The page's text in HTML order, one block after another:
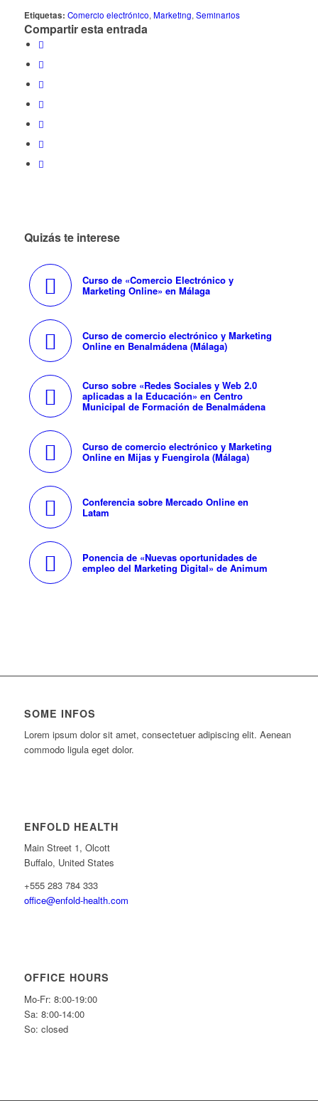
Etiquetas: Comercio electrónico,Marketing,Seminarios
Compartir esta entrada
Quizás te interese
Curso de «Comercio Electrónico y
Marketing Online» en Málaga
Curso de comercio electrónico y Marketing
Online en Benalmádena (Málaga)
Curso sobre «Redes Sociales y Web 2.0
aplicadas a la Educación» en Centro
Municipal de Formación de Benalmádena
Curso de comercio electrónico y Marketing
Online en Mijas y Fuengirola (Málaga)
Conferencia sobre Mercado Online en
Latam
Ponencia de «Nuevas oportunidades de
empleo del Marketing Digital» de Animum
SOME INFOS
Lorem ipsum dolor sit amet, consectetuer adipiscing elit. Aenean
commodo ligula eget dolor.
ENFOLD HEALTH
Main Street 1, Olcott
Buffalo, United States
+555 283 784 333
office@enfold-health.com
OFFICE HOURS
Mo-Fr: 8:00-19:00
Sa: 8:00-14:00
So: closed